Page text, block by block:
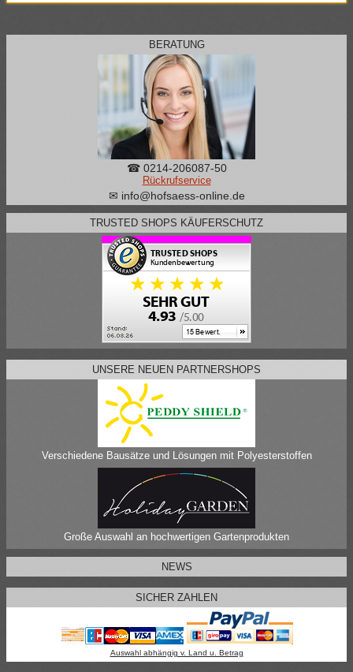
BERATUNG
☎ 0214-206087-50
Rückrufservice
✉ info@hofsaess-online.de
TRUSTED SHOPS KÄUFERSCHUTZ
UNSERE NEUEN PARTNERSHOPS
Verschiedene Bausätze und Lösungen mit Polyesterstoffen
Große Auswahl an hochwertigen Gartenprodukten
NEWS
SICHER ZAHLEN
Auswahl abhängig v. Land u. Betrag